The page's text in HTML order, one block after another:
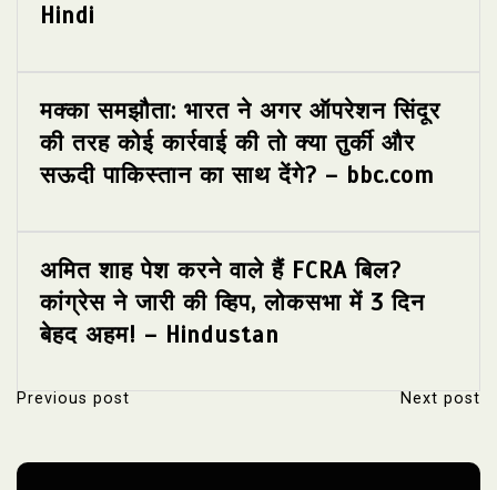
Hindi
मक्का समझौता: भारत ने अगर ऑपरेशन सिंदूर
की तरह कोई कार्रवाई की तो क्या तुर्की और
सऊदी पाकिस्तान का साथ देंगे? – bbc.com
अमित शाह पेश करने वाले हैं FCRA बिल?
कांग्रेस ने जारी की व्हिप, लोकसभा में 3 दिन
बेहद अहम! – Hindustan
P
s
Previous post Next post